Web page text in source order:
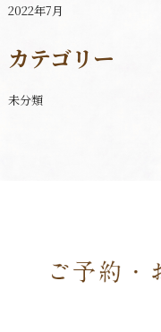
2022年7月
カテゴリー
未分類